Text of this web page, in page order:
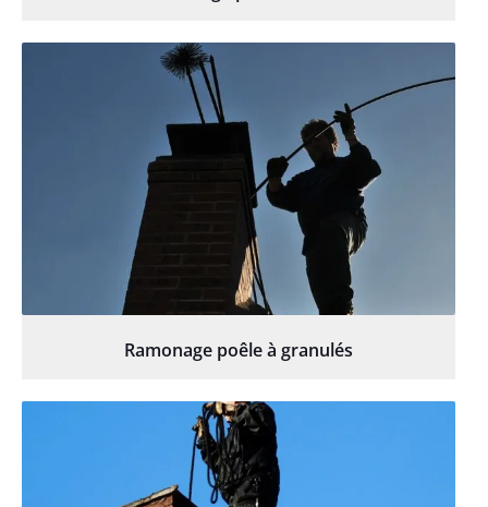
Ramonage poêle à granulés